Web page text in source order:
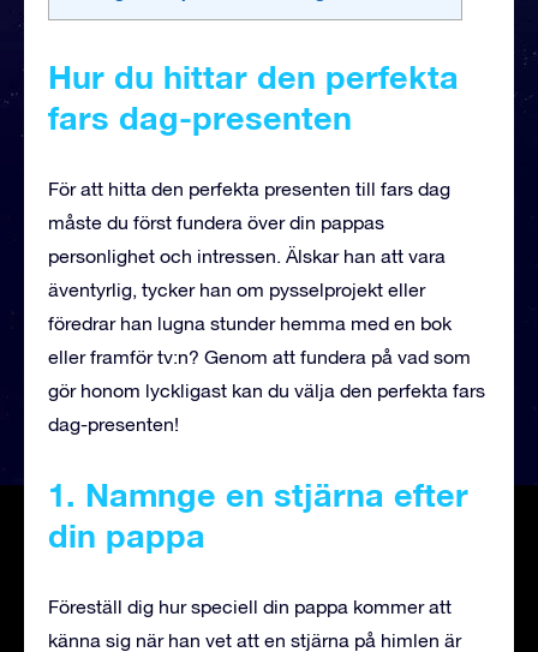
Hur du hittar den perfekta
fars dag-presenten
För att hitta den perfekta presenten till fars dag
måste du först fundera över din pappas
personlighet och intressen. Älskar han att vara
äventyrlig, tycker han om pysselprojekt eller
föredrar han lugna stunder hemma med en bok
eller framför tv:n? Genom att fundera på vad som
gör honom lyckligast kan du välja den perfekta fars
dag-presenten!
1. Namnge en stjärna efter
din pappa
Föreställ dig hur speciell din pappa kommer att
känna sig när han vet att en stjärna på himlen är